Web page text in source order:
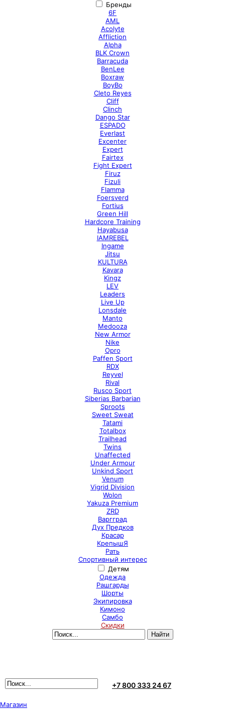
Бренды
6F
AML
Acolyte
Affliction
Alpha
BLK Crown
Barracuda
BenLee
Boxraw
BoyBo
Cleto Reyes
Cliff
Clinch
Dango Star
ESPADO
Everlast
Excenter
Expert
Fairtex
Fight Expert
Firuz
Fizuli
Flamma
Foersverd
Fortius
Green Hill
Hardcore Training
Hayabusa
IAMREBEL
Ingame
Jitsu
KULTURA
Kavara
Kingz
LEV
Leaders
Live Up
Lonsdale
Manto
Medooza
New Armor
Nike
Opro
Paffen Sport
RDX
Reyvel
Rival
Rusco Sport
Siberias Barbarian
Sproots
Sweet Sweat
Tatami
Totalbox
Trailhead
Twins
Unaffected
Under Armour
Unkind Sport
Venum
Vigrid Division
Wolon
Yakuza Premium
ZRD
Варгград
Дух Предков
Красар
КрепышЯ
Рать
Спортивный интерес
Детям
Одежда
Рашгарды
Шорты
Экипировка
Кимоно
Самбо
Скидки
+7 800 333 24 67
Магазин